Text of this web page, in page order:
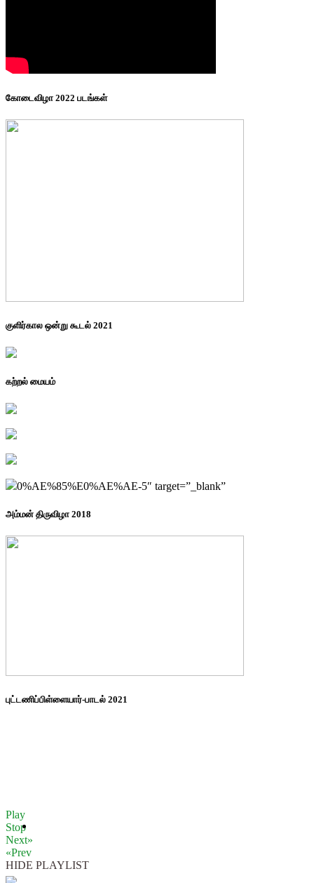
கோடைவிழா 2022 படங்கள்
குளிர்கால ஒன்று கூடல் 2021
கற்றல் மையம்
0%AE%85%E0%AE%AE-5″ target=”_blank”
அம்மன் திருவிழா 2018
புட்டணிப்பிள்ளையார்-பாடல் 2021
Play
Stop
Next»
«Prev
HIDE PLAYLIST